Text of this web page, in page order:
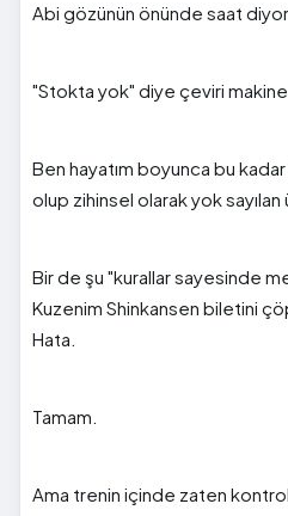
Abi gözünün önünde saat
"Stokta yok" diye çeviri
Ben hayatım boyunca bu
olup zihinsel olarak yok sayılan
Bir de şu "kurallar sayesinde
Kuzenim Shinkansen biletini
Hata.
Tamam.
Ama trenin içinde zaten